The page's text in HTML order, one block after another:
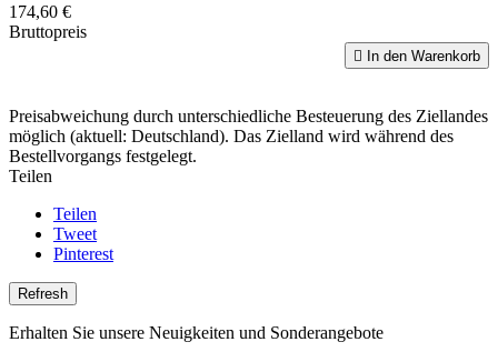
174,60 €
Bruttopreis
 In den Warenkorb
Preisabweichung durch unterschiedliche Besteuerung des Ziellandes
möglich (aktuell: Deutschland). Das Zielland wird während des
Bestellvorgangs festgelegt.
Teilen
Teilen
Tweet
Pinterest
Erhalten Sie unsere Neuigkeiten und Sonderangebote